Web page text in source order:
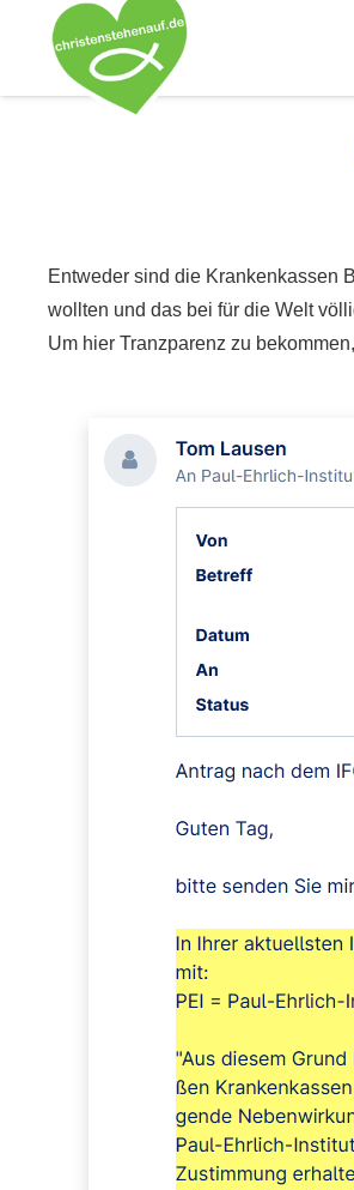
Entweder sind die Krankenkassen
wollten und das bei für die Welt
Um hier Tranzparenz zu